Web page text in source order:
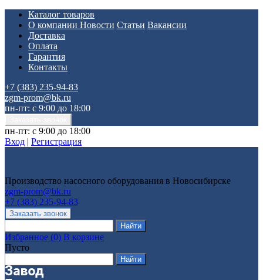
Каталог товаров
О компании Новости Статьи Вакансии
Доставка
Оплата
Гарантия
Контакты
+7 (383) 235-94-83
zgm-prom@bk.ru
пн-пт: с 9:00 до 18:00
пн-пт: с 9:00 до 18:00
Вход | Регистрация
Производство насосного оборудования в Новосибирске
zgm-prom@bk.ru
+7 (383) 235-94-83
Избранное (0) В корзине
Пусто